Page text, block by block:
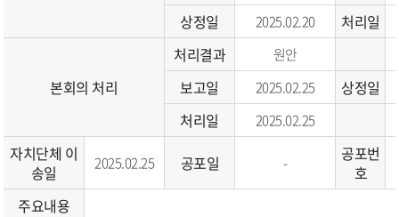
상정일
2025.02.20 처리일
본회의 처리
처리결과 원안
보고일 2025.02.25
상정일
처리일
2025.02.25
자치단체 이
송일
2025.02.25 공포일 -
공포번
호
주요내용